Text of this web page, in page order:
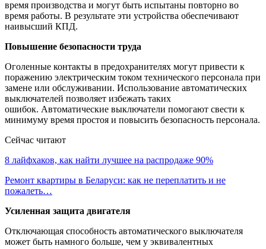
время производства и могут быть испытаны повторно во
время работы. В результате эти устройства обеспечивают
наивысший КПД.
Повышение безопасности труда
Оголенные контакты в предохранителях могут привести к
поражению электрическим током технического персонала при
замене или обслуживании. Использование автоматических
выключателей позволяет избежать таких
ошибок. Автоматические выключатели помогают свести к
минимуму время простоя и повысить безопасность персонала.
Сейчас читают
8 лайфхаков, как найти лучшее на распродаже 90%
Ремонт квартиры в Беларуси: как не переплатить и не
пожалеть…
Усиленная защита двигателя
Отключающая способность автоматического выключателя
может быть намного больше, чем у эквивалентных